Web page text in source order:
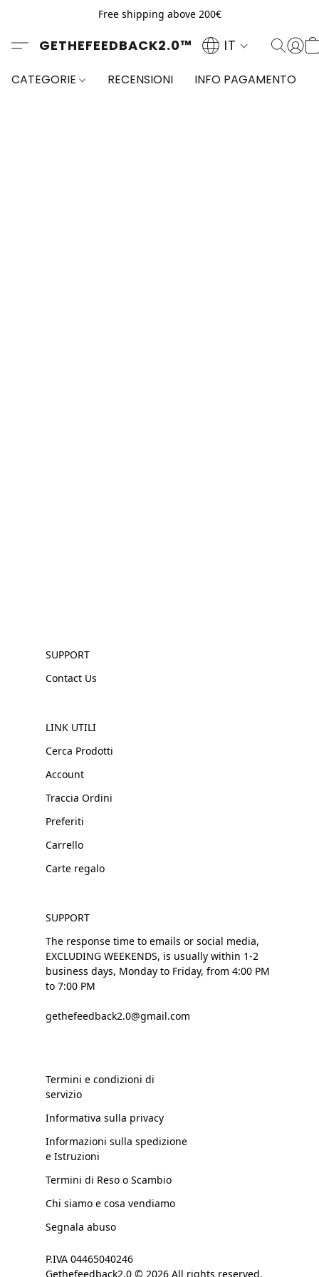
Free shipping above 200€
GETHEFEEDBACK2.0™ IT
CATEGORIE RECENSIONI INFO PAGAMENTO
SUPPORT
Contact Us
LINK UTILI
Cerca Prodotti
Account
Traccia Ordini
Preferiti
Carrello
Carte regalo
SUPPORT
The response time to emails or social media,
EXCLUDING WEEKENDS, is usually within 1-2
business days, Monday to Friday, from 4:00 PM
to 7:00 PM
gethefeedback2.0@gmail.com
Termini e condizioni di
servizio
Informativa sulla privacy
Informazioni sulla spedizione
e Istruzioni
Termini di Reso o Scambio
Chi siamo e cosa vendiamo
Segnala abuso
P.IVA 04465040246
Gethefeedback2.0 © 2026 All rights reserved.